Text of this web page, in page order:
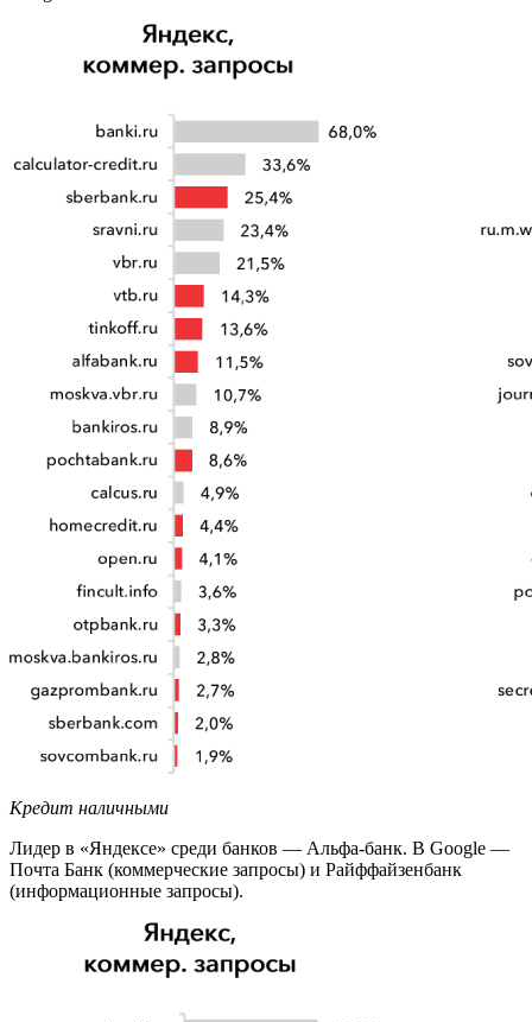
Кредит наличными
Лидер в «Яндексе» среди банков — Альфа-банк. В Google —
Почта Банк (коммерческие запросы) и Райффайзенбанк
(информационные запросы).